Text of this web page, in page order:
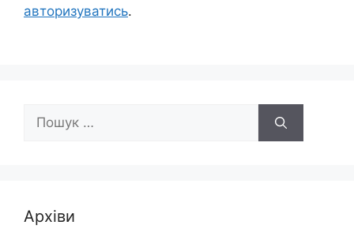
авторизуватись.
Пошук:
Архіви